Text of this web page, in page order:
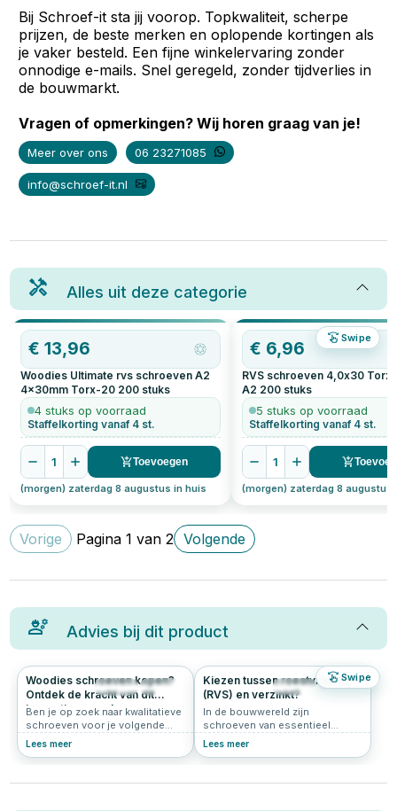
Bij Schroef-it sta jij voorop. Topkwaliteit, scherpe
prijzen, de beste merken en oplopende kortingen als
je vaker besteld. Een fijne winkelervaring zonder
onnodige e-mails. Snel geregeld, zonder tijdverlies in
de bouwmarkt.
Vragen of opmerkingen? Wij horen graag van je!
Meer over ons 06 23271085
info@schroef-it.nl
Alles uit deze categorie
Swipe
€13,96
Woodies Ultimate rvs schroeven A2
4x30mm Torx-20 200 stuks
4 stuks op voorraad
Staffelkorting vanaf 4 st.
1 Toevoegen
(morgen) zaterdag 8 augustus in huis
€ 6,96
RVS schroeven 4,0x30
A2 200 stuks
5 stuks op voorraad
Staffelkorting vanaf 4 st.
1
(morgen) zaterdag 8 augustus
Vorige Pagina1 van2 Volgende
Advies bij dit product
Swipe
204 4.9
Woodies schroeven kopen?
Ontdek de kracht van dit
innovatieve merk
Ben je op zoek naar kwalitatieve
schroeven voor je volgende
klus? Grote kans dat je dan
Lees meer
340 5.0
Kiezen tussen roestvrijstaal
(RVS) en verzinkt?
In de bouwwereld zijn
schroeven van essentieel
belang voor stabiliteit en
Lees meer